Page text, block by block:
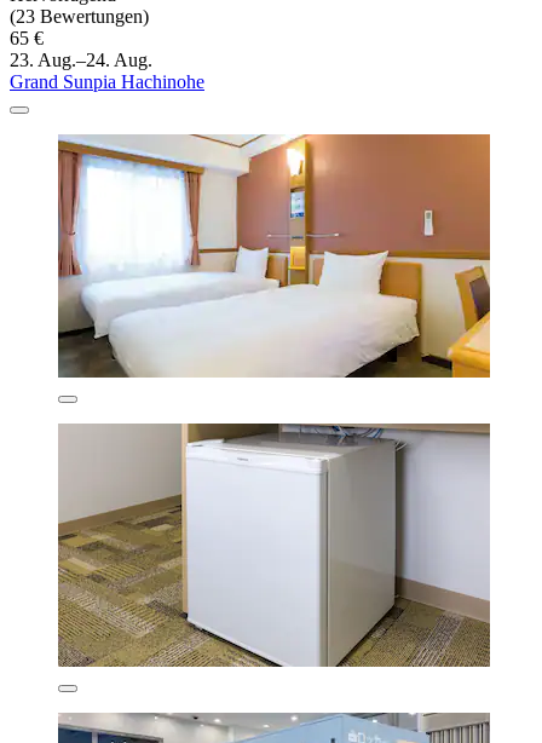
(23 Bewertungen)
65 €
23. Aug.–24. Aug.
Grand Sunpia Hachinohe